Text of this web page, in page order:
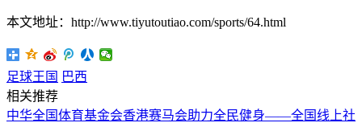
本文地址：http://www.tiyutoutiao.com/sports/64.html
足球王国 巴西
相关推荐
中华全国体育基金会香港赛马会助力全民健身——全国线上社